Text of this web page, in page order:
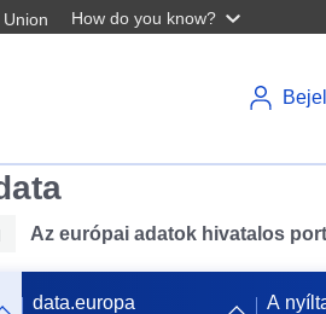
How do you know?
Az európai adatok hivatalos
data.europa
A